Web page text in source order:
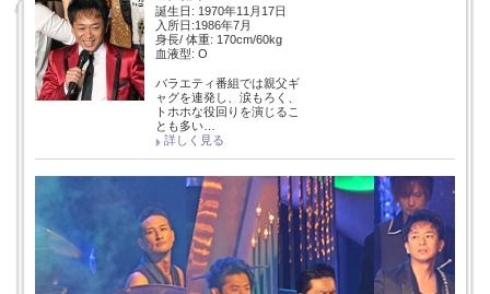
誕生日: 1970年11月17日
入所日:1986年7月
身長/ 体重: 170cm/60kg
血液型: O
バラエティ番組では親父ギ
ャグを連発し、涙もろく、
トホホな役回りを演じるこ
とも多い…
詳しく見る